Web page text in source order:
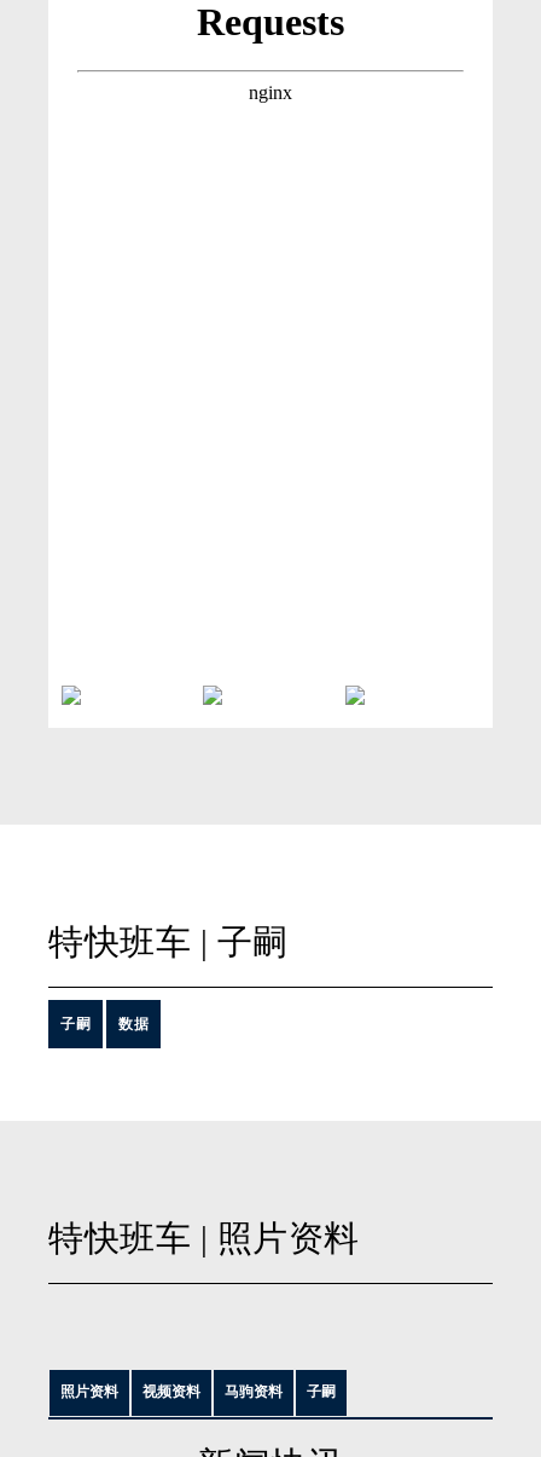
特快班车 | 子嗣
子嗣 数据
特快班车 | 照片资料
照片资料 视频资料 马驹资料 子嗣